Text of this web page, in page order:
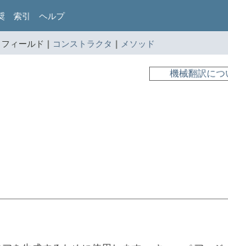
索引 ヘルプ
フィールド | コンストラクタ | メソッド
機械翻訳につ